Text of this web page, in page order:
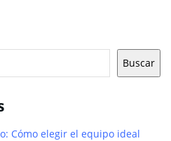
Buscar
Cómo elegir el equipo ideal